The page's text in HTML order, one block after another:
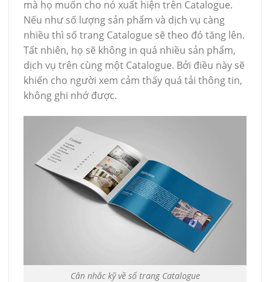
mà họ muốn cho nó xuất hiện trên Catalogue.
Nếu như số lượng sản phẩm và dịch vụ càng
nhiều thì số trang Catalogue sẽ theo đó tăng lên.
Tất nhiên, họ sẽ không in quá nhiều sản phẩm,
dịch vụ trên cùng một Catalogue. Bởi điều này sẽ
khiến cho người xem cảm thấy quá tải thông tin,
không ghi nhớ được.
Cân nhắc kỹ về số trang Catalogue